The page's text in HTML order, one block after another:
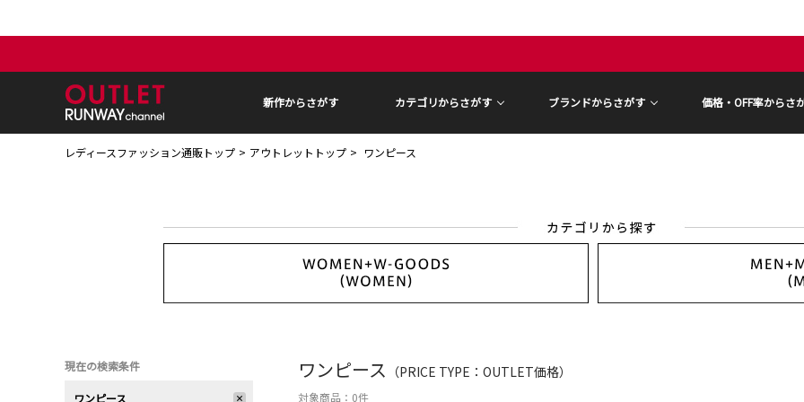
新作からさがす カテゴリからさがす ブランドからさがす 価格・OFF率からさ
レディースファッション通販トップ アウトレットトップ ワンピース
ワンピース （PRICE TYPE：OUTLET価格）
対象商品： 0件
現在の検索条件
ワンピース